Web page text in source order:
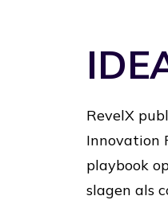
RevelX
Innovation
playbook
slagen als